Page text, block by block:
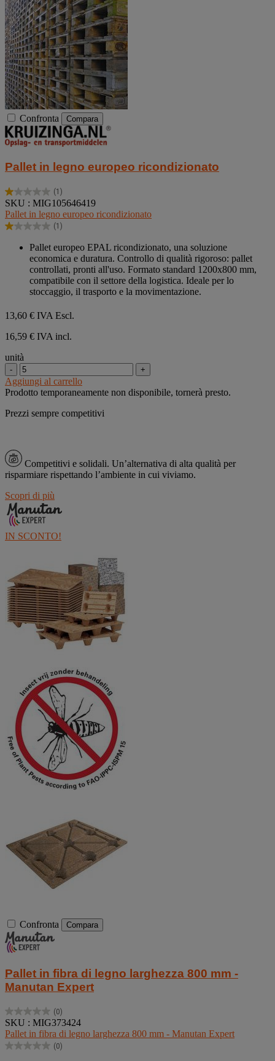
Confronta Compara
Pallet in legno europeo ricondizionato
(1)
1.0
su
5
stelle.
recensione
SKU : MIG105646419
Pallet in legno europeo ricondizionato
(1)
1.0
recensione
Pallet europeo EPAL ricondizionato, una soluzione
economica e duratura. Controllo di qualità rigoroso: pallet
controllati, pronti all'uso. Formato standard 1200x800 mm,
compatibile con il settore della logistica. Ideale per lo
stoccaggio, il trasporto e la movimentazione.
13,60 € IVA Escl.
16,59 € IVA incl.
unità
- +
Aggiungi al carrello
Prodotto temporaneamente non disponibile, tornerà presto.
Prezzi sempre competitivi
Competitivi e solidali. Un’alternativa di alta qualità per
risparmiare rispettando l’ambiente in cui viviamo.
Scopri di più
IN SCONTO!
Confronta Compara
Pallet in fibra di legno larghezza 800 mm -
Manutan Expert
(0)
0.0
su
5
stelle.
SKU : MIG373424
Pallet in fibra di legno larghezza 800 mm - Manutan Expert
(0)
0.0